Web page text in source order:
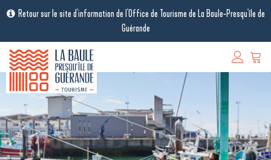
Retour sur le site d'information de l'Office de Tourisme de La Baule-Presqu'île de
Guérande